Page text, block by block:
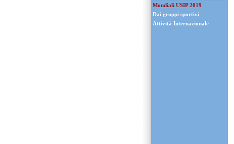
Mondiali USIP 2019
Dai gruppi sportivi
Attività Internazionale